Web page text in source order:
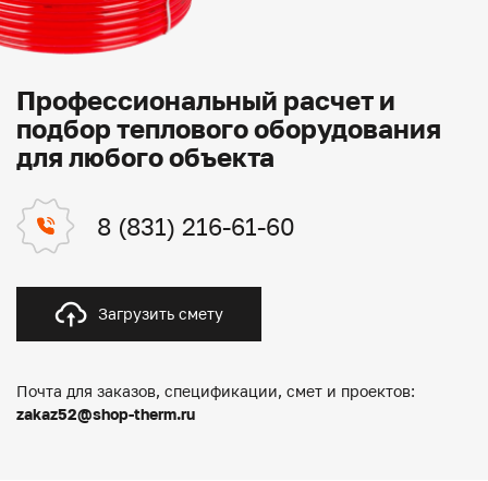
Профессиональный расчет и
подбор теплового оборудования
для любого объекта
8 (831) 216-61-60
Загрузить смету
Почта для заказов, спецификации, смет и проектов:
zakaz52@shop-therm.ru